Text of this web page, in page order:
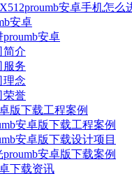
安卓手机怎么
安卓
proumb安卓
简介
服务
理念
荣誉
版下载工程案例
安卓版下载工程案例
安卓版下载设计项目
proumb安卓版下载案例
下载资讯